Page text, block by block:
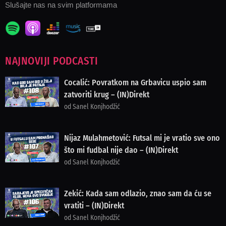
Slušajte nas na svim platformama
NAJNOVIJI PODCASTI
Cocalić: Povratkom na Grbavicu uspio sam
zatvoriti krug – (IN)Direkt
od Sanel Konjhodžić
Nijaz Mulahmetović: Futsal mi je vratio sve ono
što mi fudbal nije dao – (IN)Direkt
od Sanel Konjhodžić
Zekić: Kada sam odlazio, znao sam da ću se
vratiti – (IN)Direkt
od Sanel Konjhodžić